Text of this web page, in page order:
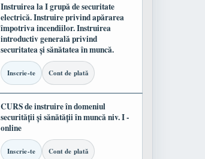
Instruirea la I grupă de securitate
electrică. Instruire privind apărarea
împotriva incendiilor. Instruirea
introductiv generală privind
securitatea și sănătatea în muncă.
Inscrie-te Cont de plată
CURS de instruire în domeniul
securității și sănătății în muncă niv. I -
online
Inscrie-te Cont de plată